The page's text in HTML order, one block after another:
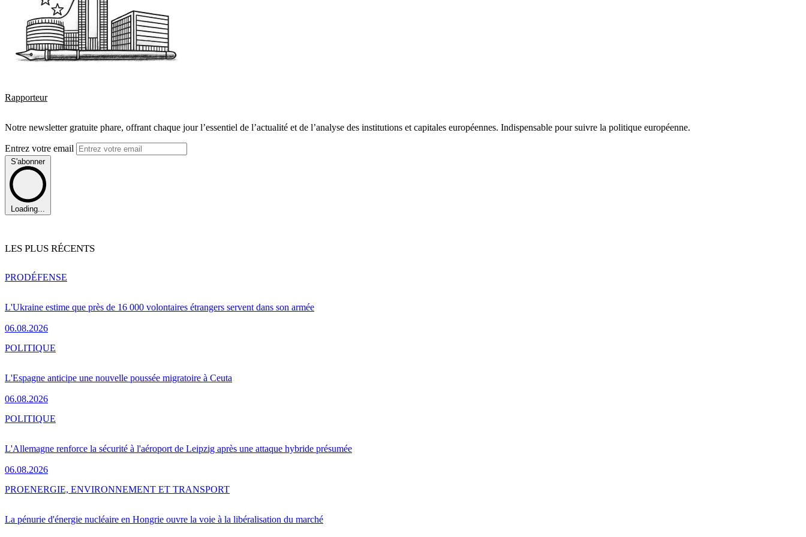
Rapporteur
Notre newsletter gratuite phare, offrant chaque jour l’essentiel de l’actualité et de l’analyse des institutions et capitales européennes. Indispensable pour suivre la politique européenne.
Entrez votre email
S'abonner
Loading...
LES PLUS RÉCENTS
L'Ukraine estime que près de 16 000 volontaires étrangers servent dans son armée
06.08.2026
PRODÉFENSE
L'Espagne anticipe une nouvelle poussée migratoire à Ceuta
06.08.2026
POLITIQUE
L'Allemagne renforce la sécurité à l'aéroport de Leipzig après une attaque hybride présumée
06.08.2026
POLITIQUE
La pénurie d'énergie nucléaire en Hongrie ouvre la voie à la libéralisation du marché
PROENERGIE, ENVIRONNEMENT ET TRANSPORT